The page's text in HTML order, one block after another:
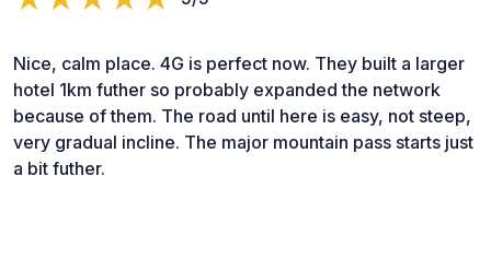
Nice, calm place. 4G is perfect now. They built a larger
hotel 1km futher so probably expanded the network
because of them. The road until here is easy, not steep,
very gradual incline. The major mountain pass starts just
a bit futher.